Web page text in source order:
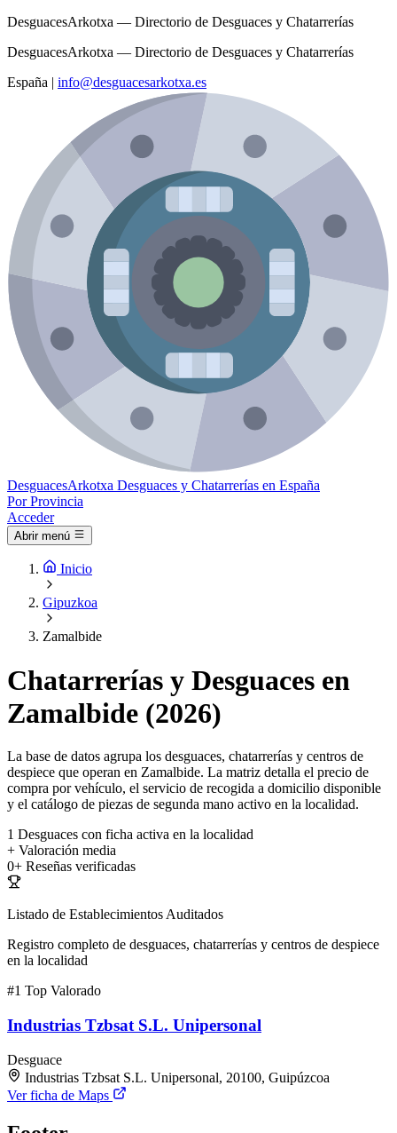
DesguacesArkotxa — Directorio de Desguaces y Chatarrerías
DesguacesArkotxa — Directorio de Desguaces y Chatarrerías
España | info@desguacesarkotxa.es
DesguacesArkotxa Desguaces y Chatarrerías en España
Por Provincia
Acceder
Abrir menú
Inicio
Gipuzkoa
Zamalbide
Chatarrerías y Desguaces en
Zamalbide (2026)
La base de datos agrupa los desguaces, chatarrerías y centros de
despiece que operan en Zamalbide. La matriz detalla el precio de
compra por vehículo, el servicio de recogida a domicilio disponible
y el catálogo de piezas de segunda mano activo en la localidad.
1 Desguaces con ficha activa en la localidad
+ Valoración media
0+ Reseñas verificadas
Listado de Establecimientos Auditados
Registro completo de desguaces, chatarrerías y centros de despiece
en la localidad
#1 Top Valorado
Industrias Tzbsat S.L. Unipersonal
Desguace
Industrias Tzbsat S.L. Unipersonal, 20100, Guipúzcoa
Ver ficha de Maps